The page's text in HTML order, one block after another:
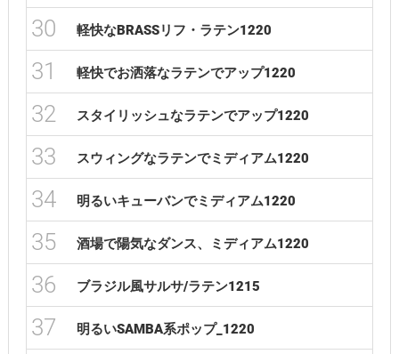
30 軽快なBRASSリフ・ラテン1220
31 軽快でお洒落なラテンでアップ1220
32 スタイリッシュなラテンでアップ1220
33 スウィングなラテンでミディアム1220
34 明るいキューバンでミディアム1220
35 酒場で陽気なダンス、ミディアム1220
36 ブラジル風サルサ/ラテン1215
37 明るいSAMBA系ポップ_1220